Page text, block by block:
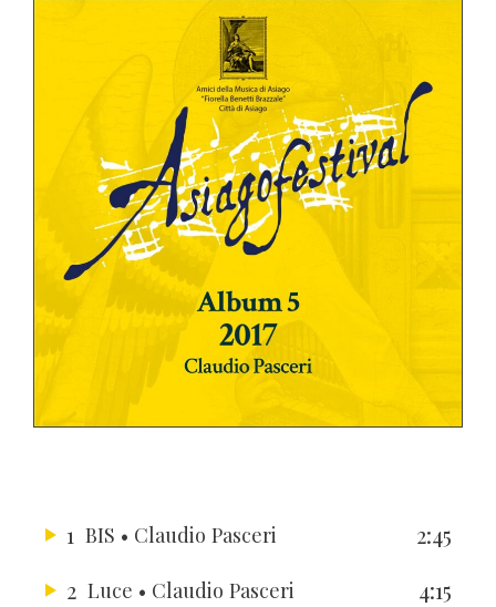
1 BIS • Claudio Pasceri
2:45
2 Luce • Claudio Pasceri
4:15